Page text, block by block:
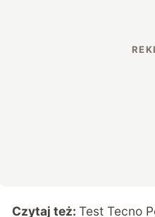
Czytaj też:Test Tecno